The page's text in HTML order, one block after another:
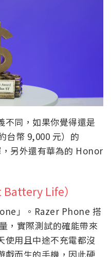
不同，如果你覺得還是
台幣 9,000 元）的
另外還有華為的 Honor
Life）
」。Razer Phone 搭
，實際測試的確能帶來
使用且中途不充電都沒
戲而生的手機，因此硬